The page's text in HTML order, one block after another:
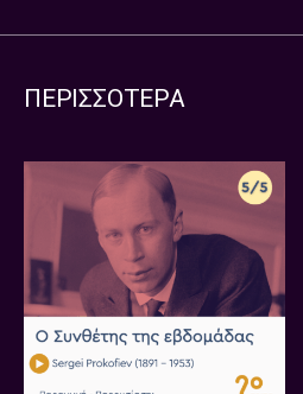
ΠΕΡΙΣΣΟΤΕΡΑ